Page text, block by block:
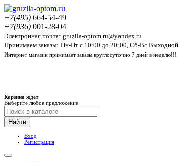
+7(495) 664-54-49
+7(936) 001-28-04
Электронная почта: gruzila-optom.ru@yandex.ru
Принимаем заказы: Пн-Пт с 10:00 до 20:00, Сб-Вс Выходной
Интернет магазин принимает заказы круглосуточно 7 дней в неделю!!!
Корзина ждет
Выберите любое предложение
Найти
Вход
Регистрация